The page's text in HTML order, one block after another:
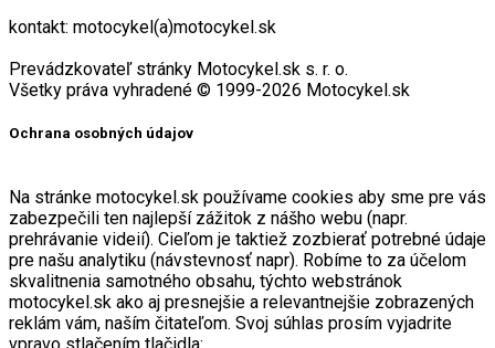
kontakt: motocykel(a)motocykel.sk
Prevádzkovateľ stránky Motocykel.sk s. r. o.
Všetky práva vyhradené © 1999-2026 Motocykel.sk
Ochrana osobných údajov
Na stránke motocykel.sk používame cookies aby sme pre vás
zabezpečili ten najlepší zážitok z nášho webu (napr.
prehrávanie videií). Cieľom je taktiež zozbierať potrebné údaje
pre našu analytiku (návstevnosť napr). Robíme to za účelom
skvalitnenia samotného obsahu, týchto webstránok
motocykel.sk ako aj presnejšie a relevantnejšie zobrazených
reklám vám, naším čitateľom. Svoj súhlas prosím vyjadrite